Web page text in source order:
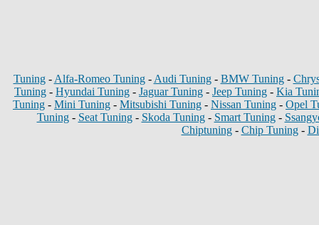
Tuning- Alfa-Romeo Tuning- Audi Tuning- BMW Tuning-
Tuning - Hyundai Tuning - Jaguar Tuning - Jeep Tuning - Kia
Tuning - Mini Tuning - Mitsubishi Tuning - Nissan Tuning - Opel
Tuning- Seat Tuning- Skoda Tuning- Smart Tuning-
Chiptuning- Chip Tuning-